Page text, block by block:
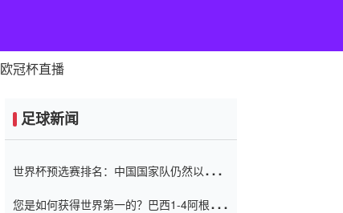
欧冠杯直播
足球新闻
世界杯预选赛排名：中国国家队仍然以6分
您是如何获得世界第一的？巴西1-4阿根